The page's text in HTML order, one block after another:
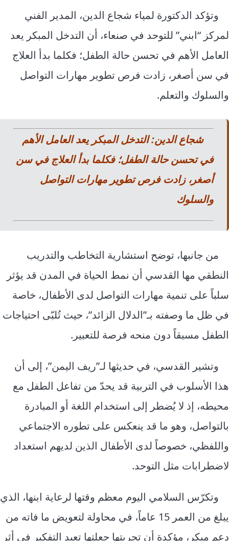
وتؤكد الدكتورة لمياء شجاع الدين، المدير الفني
لمركز “ابني” للتوحد في صنعاء، أن التدخل المبكر يعد
العامل الأهم في تحسن حالة الطفل؛ فكلما بدأ العلاج
في سن أصغر، زادت فرص تطوير مهارات التواصل
والسلوك والتعلم.
شجاع الدين: التدخل المبكر يعد العامل الأهم
في تحسن حالة الطفل؛ فكلما بدأ العلاج في سن
أصغر، زادت فرص تطوير مهارات التواصل
والسلوك
من جانبها، توضح استشارية التخاطب والتدريب
النطقي مها القدسي أن نمط الحياة في المدن قد يؤثر
سلباً على تنمية مهارات التواصل لدى الأطفال، خاصة
في ظل ما وصفته بـ”الدلال الزائد”، حيث تُلبّى احتياجات
الطفل مسبقاً دون منحه فرصة للتعبير.
وتشير القدسي، في حديثها لـ”ريف اليمن”، إلى أن
هذا الأسلوب في التربية قد يحدّ من تفاعل الطفل مع
محيطه، إذ لا يُضطر إلى استخدام اللغة أو المبادرة
بالتواصل، وهو ما قد ينعكس على تطوره الاجتماعي
واللفظي، خصوصاً لدى الأطفال الذين لديهم استعداد
لاضطرابات مثل التوحد.
وتكرّس السلامي اليوم معظم وقتها لرعاية ابنها، الذي
يبلغ من العمر 15 عاماً، في محاولة لتعويض ما فاته من
دعم مبكر، مؤكدة أن تجربتها جعلتها تعيد التفكير في أثر